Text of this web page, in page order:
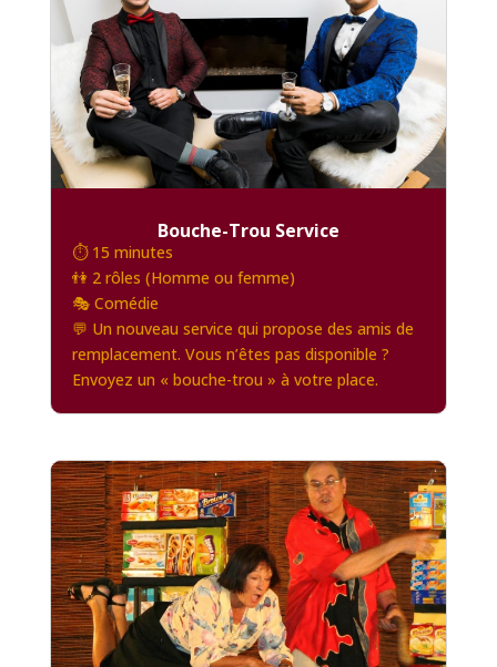
Bouche-Trou Service
⏱️ 15 minutes
👫 2 rôles (Homme ou femme)
🎭 Comédie
💬 Un nouveau service qui propose des amis de
remplacement. Vous n’êtes pas disponible ?
Envoyez un « bouche-trou » à votre place.